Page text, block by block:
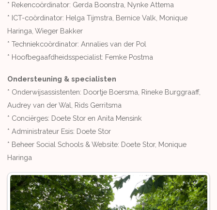
* Rekencoördinator: Gerda Boonstra, Nynke Attema
* ICT-coördinator: Helga Tijmstra, Bernice Valk, Monique
Haringa, Wieger Bakker
* Techniekcoördinator: Annalies van der Pol
* Hoofbegaafdheidsspecialist: Femke Postma
Ondersteuning & specialisten
* Onderwijsassistenten: Doortje Boersma, Rineke Burggraaff,
Audrey van der Wal, Rids Gerritsma
* Conciërges: Doete Stor en Anita Mensink
* Administrateur Esis: Doete Stor
* Beheer Social Schools & Website: Doete Stor, Monique
Haringa